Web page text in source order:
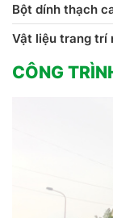
Bột dính thạch
Vật liệu trang trí
CÔNG